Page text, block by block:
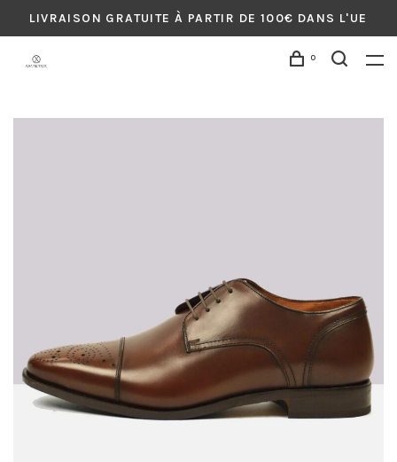
LIVRAISON GRATUITE À PARTIR DE 100€ DANS L'UE
0